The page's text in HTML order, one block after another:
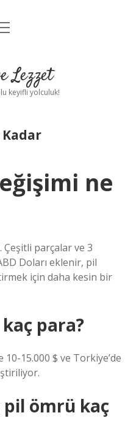
Uyarı
Lezzet
keyifli yolculuk!
ne
Çeşitli parçalar ve 3
Doları eklenir, pil
için daha kesin bir
para?
10-15.000 $ ve Torkiye’de
ömrü kaç